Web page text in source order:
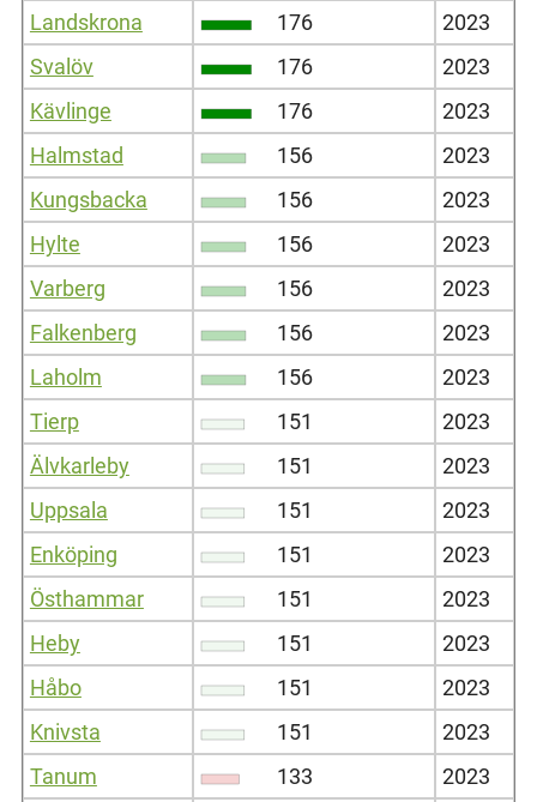
Landskrona
176
2023
Svalöv
176
2023
Kävlinge
176
2023
Halmstad
156
2023
Kungsbacka
156
2023
Hylte
156
2023
Varberg
156
2023
Falkenberg
156
2023
Laholm
156
2023
Tierp
151
2023
Älvkarleby
151
2023
Uppsala
151
2023
Enköping
151
2023
Östhammar
151
2023
Heby
151
2023
Håbo
151
2023
Knivsta
151
2023
Tanum
133
2023